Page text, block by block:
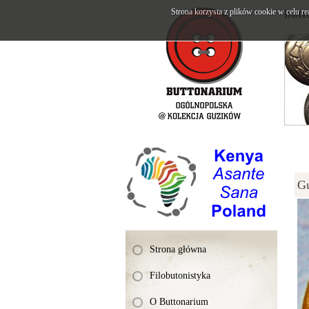
Strona główna
Filobutonistyka
O Buttonarium
Strona korzysta z plików cookie w celu